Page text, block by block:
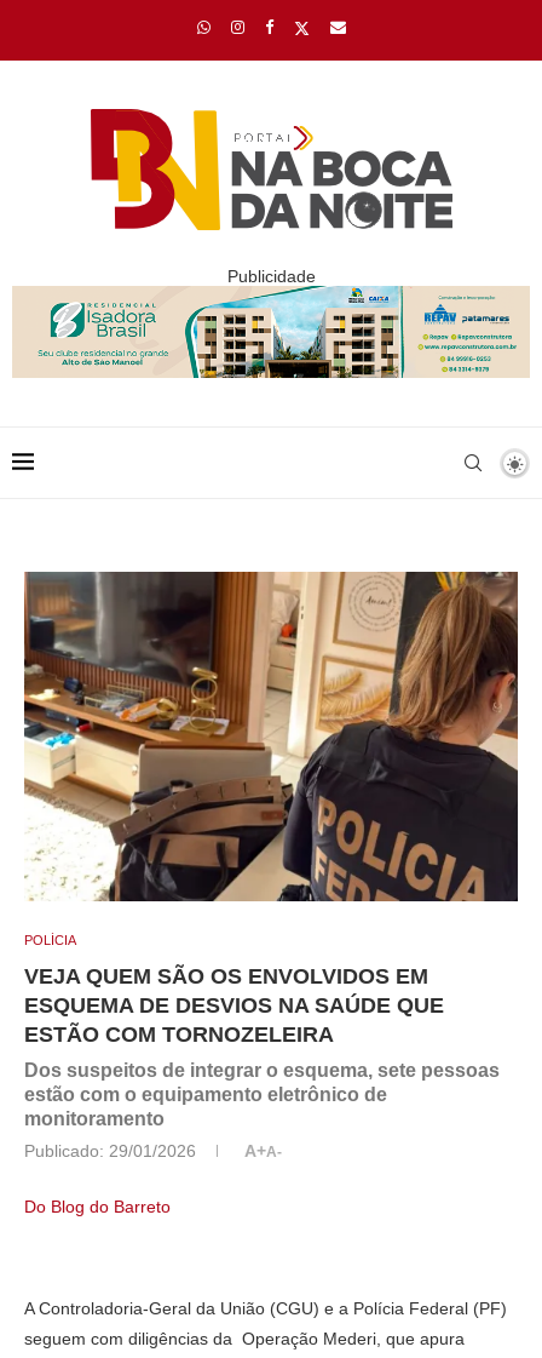
Publicidade
POLÍCIA
VEJA QUEM SÃO OS ENVOLVIDOS EM
ESQUEMA DE DESVIOS NA SAÚDE QUE
ESTÃO COM TORNOZELEIRA
Dos suspeitos de integrar o esquema, sete pessoas
estão com o equipamento eletrônico de
monitoramento
Publicado: 29/01/2026 A+A-
Do Blog do Barreto
A Controladoria-Geral da União (CGU) e a Polícia Federal (PF)
seguem com diligências da Operação Mederi, que apura